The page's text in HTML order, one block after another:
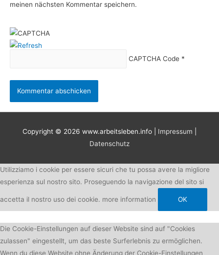
meinen nächsten Kommentar speichern.
CAPTCHA Code*
Copyright © 2026 www.arbeitsleben.info Impressum
Datenschutz
Utilizziamo i cookie per essere sicuri che tu possa avere la migliore
esperienza sul nostro sito. Proseguendo la navigazione del sito si
accetta il nostro uso dei cookie. more information OK
Die Cookie-Einstellungen auf dieser Website sind auf "Cookies
zulassen" eingestellt, um das beste Surferlebnis zu ermöglichen.
Wenn du diese Website ohne Änderung der Cookie-Einstellungen